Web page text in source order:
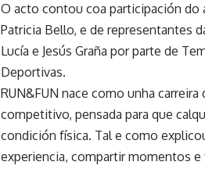
O acto contou coa participación do
Patricia Bello, e de representantes
Lucía e Jesús Graña por parte de
Deportivas.
RUN&FUN nace como unha
competitivo, pensada para que
condición física. Tal e como
experiencia, compartir momentos